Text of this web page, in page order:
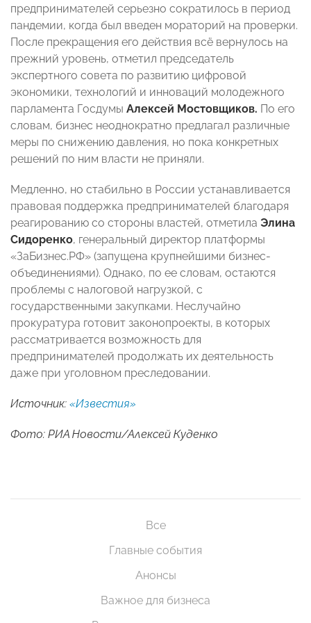
предпринимателей серьезно сократилось в период
пандемии, когда был введен мораторий на проверки.
После прекращения его действия всё вернулось на
прежний уровень, отметил председатель
экспертного совета по развитию цифровой
экономики, технологий и инноваций молодежного
парламента Госдумы Алексей Мостовщиков. По его
словам, бизнес неоднократно предлагал различные
меры по снижению давления, но пока конкретных
решений по ним власти не приняли.
Медленно, но стабильно в России устанавливается
правовая поддержка предпринимателей благодаря
реагированию со стороны властей, отметила Элина
Сидоренко, генеральный директор платформы
«ЗаБизнес.РФ» (запущена крупнейшими бизнес-
объединениями). Однако, по ее словам, остаются
проблемы с налоговой нагрузкой, с
государственными закупками. Неслучайно
прокуратура готовит законопроекты, в которых
рассматривается возможность для
предпринимателей продолжать их деятельность
даже при уголовном преследовании.
Источник: «Известия»
Фото: РИА Новости/Алексей Куденко
Все
Главные события
Анонсы
Важное для бизнеса